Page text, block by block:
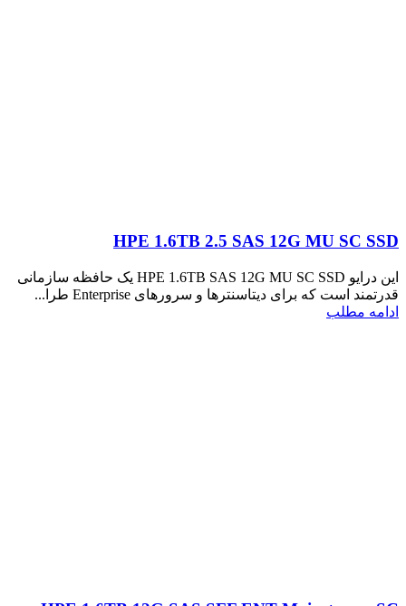
HPE 1.6TB 2.5 SAS 12G MU SC SSD
این درایو HPE 1.6TB SAS 12G MU SC SSD یک حافظه سازمانی
قدرتمند است که برای دیتاسنترها و سرورهای Enterprise طرا...
ادامه مطلب